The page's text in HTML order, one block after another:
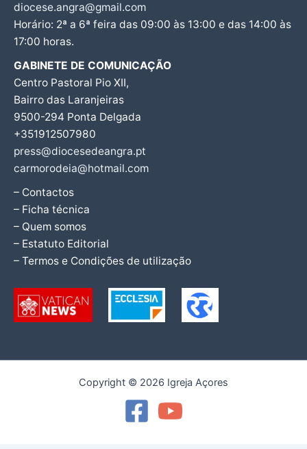
diocese.angra@gmail.com
Horário: 2ª a 6ª feira das 09:00 às 13:00 e das 14:00 às
17:00 horas.
GABINETE DE COMUNICAÇÃO
Centro Pastoral Pio XII,
Bairro das Laranjeiras
9500-294 Ponta Delgada
+351912507980
press@diocesedeangra.pt
carmorodeia@hotmail.com
– Contactos
– Ficha técnica
– Quem somos
– Estatuto Editorial
– Termos e Condições de utilização
Copyright © 2026 Igreja Açores